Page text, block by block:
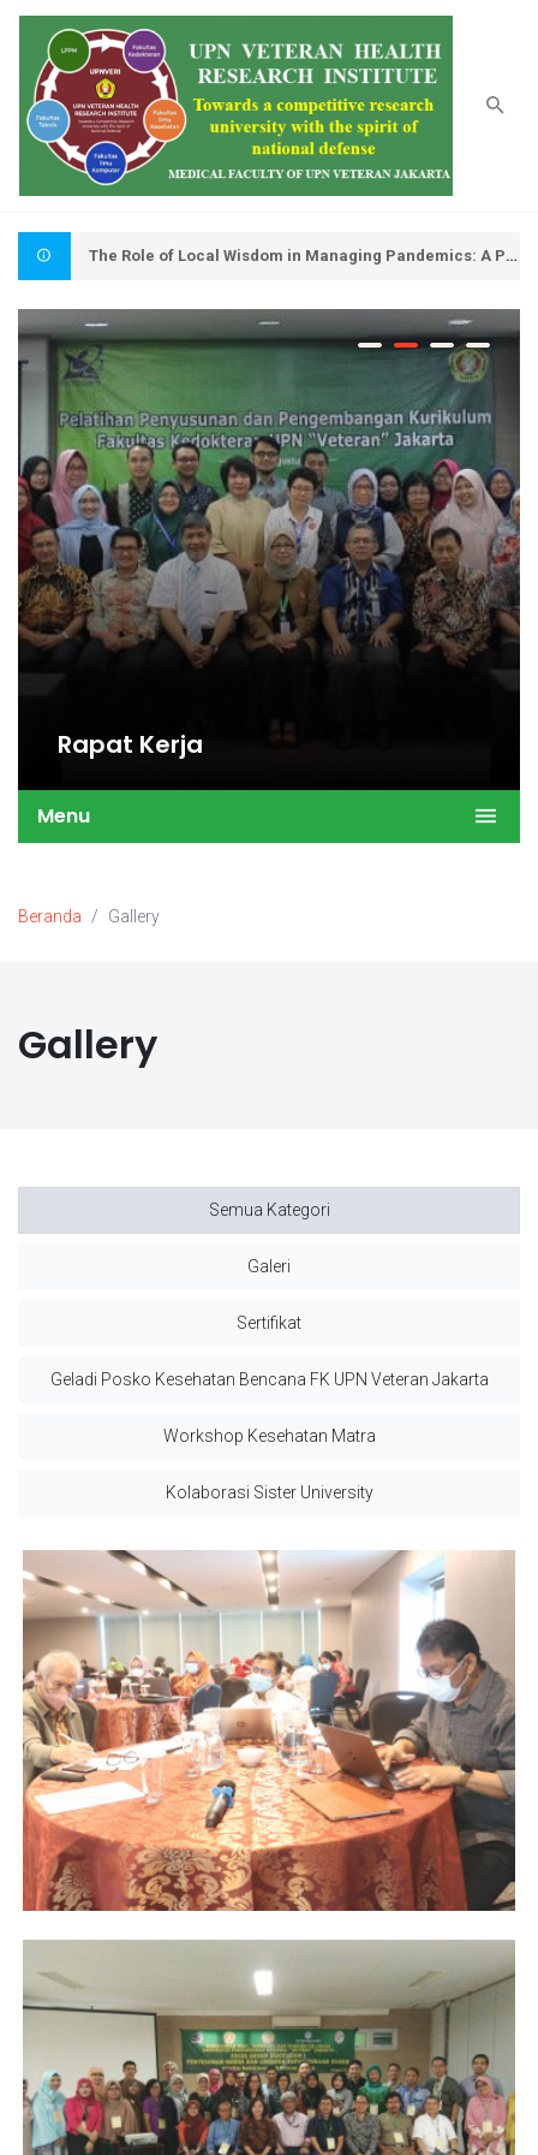
Biomedical-Centered and Hospital-Based Synergy
Rapat Kerja
Menu
Beranda Gallery
Gallery
Semua Kategori
Galeri
Sertifikat
Geladi Posko Kesehatan Bencana FK UPN Veteran Jakarta
Workshop Kesehatan Matra
Kolaborasi Sister University